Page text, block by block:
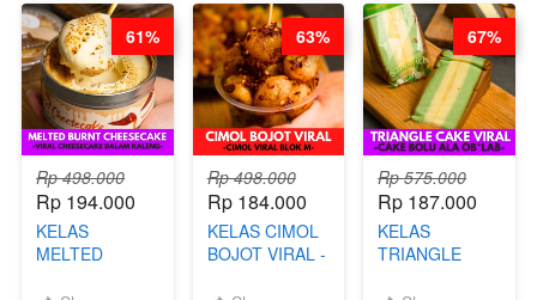
STEPHANIE
Rp 498.000
Rp 194.000
KELAS
MELTED
61%
Rp 498.000
Rp 184.000
KELAS CIMOL
BOJOT VIRAL -
63%
Rp 575.000
Rp 187.000
KELAS
TRIANGLE
67%